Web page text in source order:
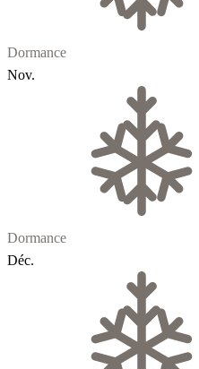
Dormance
Nov.
Dormance
Déc.